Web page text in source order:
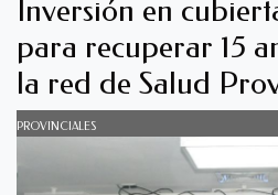
Inversión en
para recuperar 15
la red de Salud
PROVINCIALES